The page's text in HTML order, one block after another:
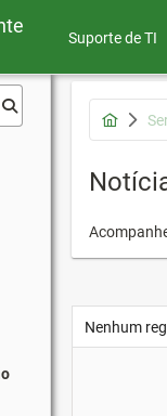
Suporte de TI
Nenhum